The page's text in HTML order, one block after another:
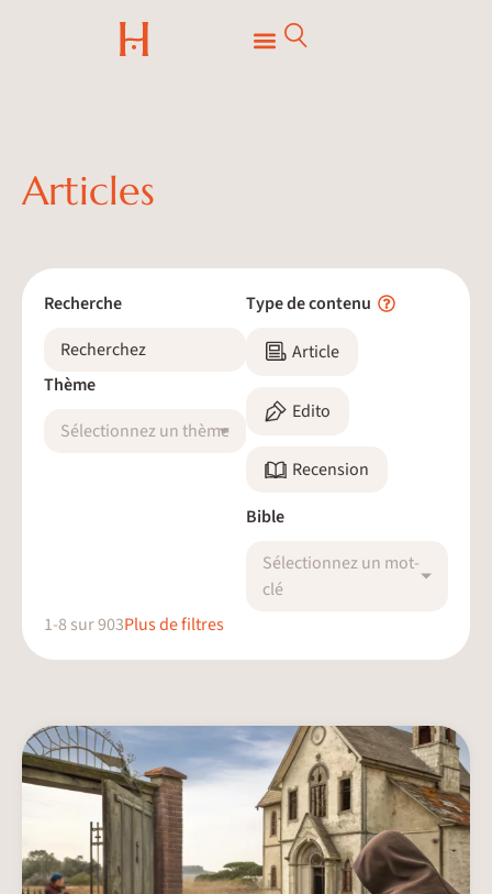
Articles
Recherche
Thème
Sélectionnez un thème
Type de contenu
Article
Edito
Recension
Bible
Sélectionnez un mot-
clé
1-8sur903Plus de filtres